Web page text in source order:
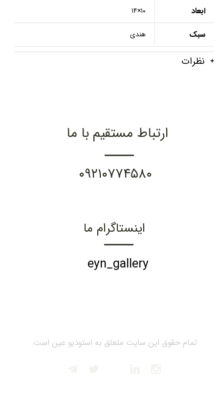
ابعاد ۱۰×۱۴
سبک هندی
نظرات
تمام حقوق این سایت متعلق به استودیو عین است.
ارتباط مستقیم با ما
۰۹۲۱۰۷۷۴۵۸۰
اینستاگرام ما
eyn_gallery